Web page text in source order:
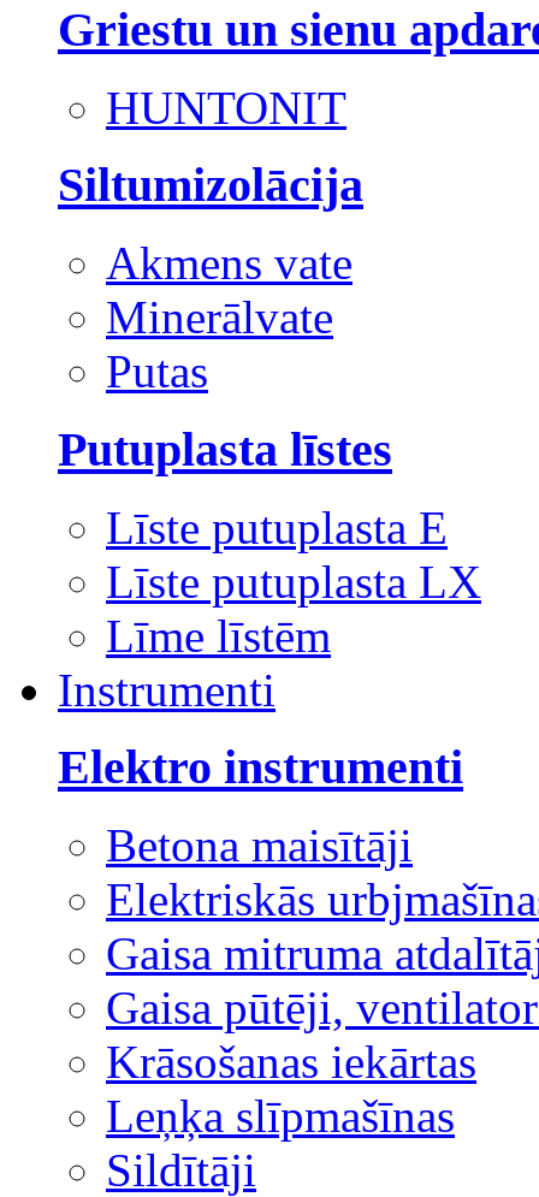
Griestu un sienu
HUNTONIT
Siltumizolācija
Akmens vate
Minerālvate
Putas
Putuplasta līstes
Līste putuplasta E
Līste putuplasta LX
Līme līstēm
Instrumenti
Elektro instrumenti
Betona maisītāji
Elektriskās
Gaisa mitruma
Gaisa pūtēji,
Krāsošanas iekārtas
Leņķa slīpmašīnas
Sildītāji